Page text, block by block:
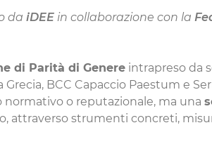
da iDEE in collaborazione con la
di Parità di Genere intrapreso da
BCC Capaccio Paestum e
o reputazionale, ma una
attraverso strumenti concreti,